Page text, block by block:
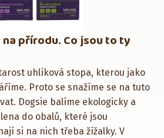
přírodu. Co jsou to ty
uhlíková stopa, kterou jako
Proto se snažíme se na tuto
Dogsie balíme ekologicky a
do obalů, které jsou
si na nich třeba žížalky. V